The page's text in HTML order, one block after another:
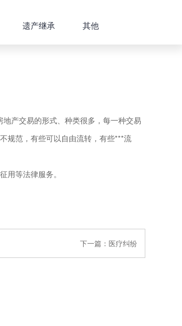
遗产继承 其他
产交易的形式、种类很多，每一种交易
规范，有些可以自由流转，有些***流
等法律服务。
下一篇： 医疗纠纷